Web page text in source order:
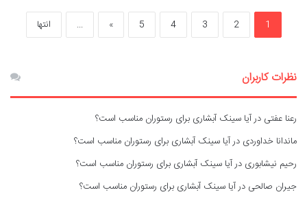
1
2
3
4
5
»
... انتها
نظرات کاربران
رعنا عفتی درآیا سینک آبشاری برای رستوران مناسب است؟
ماندانا خداوردی درآیا سینک آبشاری برای رستوران مناسب است؟
رحیم نیشابوری درآیا سینک آبشاری برای رستوران مناسب است؟
جیران صالحی درآیا سینک آبشاری برای رستوران مناسب است؟